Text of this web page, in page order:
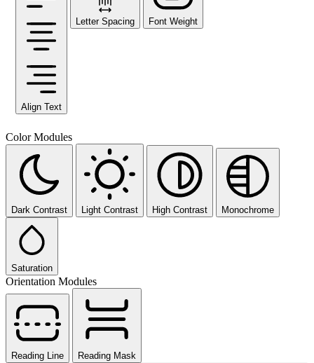
Align Text
Letter Spacing Font Weight
Color Modules
Dark Contrast Light Contrast High Contrast Monochrome
Saturation
Orientation Modules
Reading Line
Reading Mask